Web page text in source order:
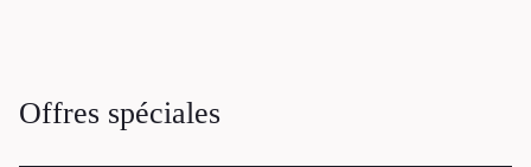
Séries thématiques
Offres spéciales